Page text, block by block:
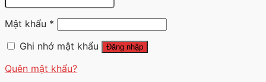
Mật khẩu *
Ghi nhớ mật khẩu
Đăng nhập
Quên mật khẩu?